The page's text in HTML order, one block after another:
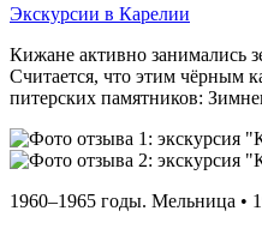
Экскурсии в Карелии
Кижане активно занимались
Считается, что этим чёрным
питерских памятников:
1960–1965 годы. Мельница •